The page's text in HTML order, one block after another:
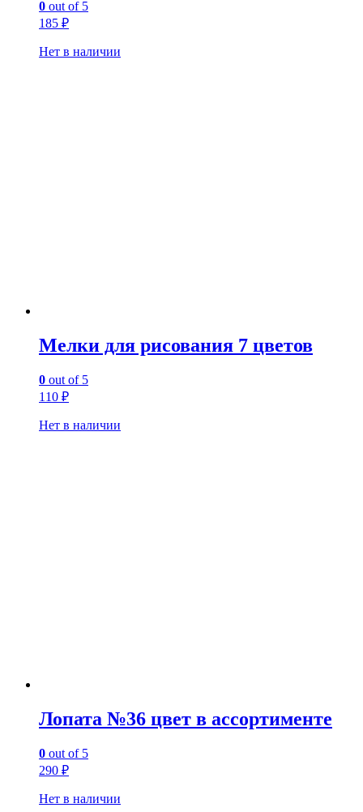
0 out of 5
185 ₽
Нет в наличии
Мелки для рисования 7 цветов
0 out of 5
110 ₽
Нет в наличии
Лопата №36 цвет в ассортименте
0 out of 5
290 ₽
Нет в наличии